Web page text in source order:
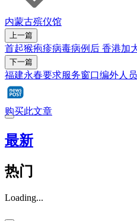
内蒙古殡仪馆
上一篇
首起猴疱疹病毒病例后 香港加
下一篇
福建永春要求服务窗口编外人
购买此文章
最新
热门
Loading...